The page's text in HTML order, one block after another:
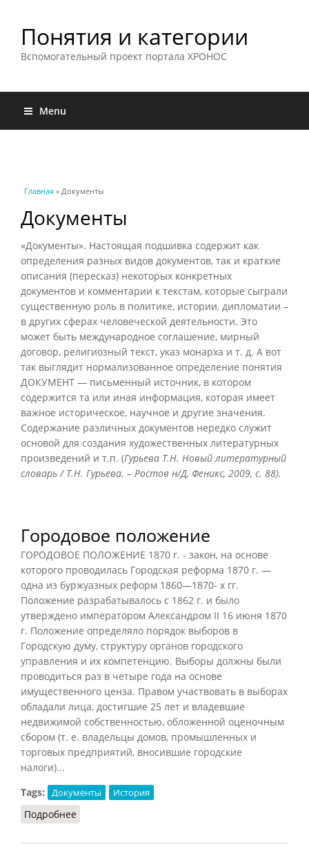
Понятия и категории
Вспомогательный проект портала ХРОНОС
Menu
Вы здесь
Главная » Документы
Документы
«Документы». Настоящая подшивка содержит как
определения разных видов документов, так и краткие
описания (пересказ) некоторых конкретных
документов и комментарии к текстам, которые сыграли
существенную роль в политике, истории, дипломатии –
в других сферах человеческой деятельности. Это
может быть международное соглашение, мирный
договор, религиозный текст, указ монарха и т. д. А вот
так выглядит нормализованное определение понятия
ДОКУМЕНТ — письменный источник, в котором
содержится та или иная информация, которая имеет
важное историческое, научное и другие значения.
Содержание различных документов нередко служит
основой для создания художественных литературных
произведений и т.п. (Гурьева Т.Н. Новый литературный
словарь / Т.Н. Гурьева. – Ростов н/Д, Феникс, 2009, с. 88).
Городовое положение
ГОРОДОВОЕ ПОЛОЖЕНИЕ 1870 г. - закон, на основе
которого проводилась Городская реформа 1870 г. —
одна из буржуазных реформ 1860—1870- х гг.
Положение разрабатывалось с 1862 г. и было
утверждено императором Александром II 16 июня 1870
г. Положение определяло порядок выборов в
Городскую думу, структуру органов городского
управления и их компетенцию. Выборы должны были
проводиться раз в четыре года на основе
имущественного ценза. Правом участвовать в выборах
обладали лица, достигшие 25 лет и владевшие
недвижимой собственностью, обложенной оценочным
сбором (т. е. владельцы домов, промышленных и
торговых предприятий, вносившие городские
налоги)...
Tags:
Документы История
Подробнее